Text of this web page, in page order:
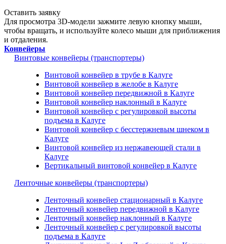
Оставить заявку
Для просмотра 3D-модели зажмите левую кнопку мыши,
чтобы вращать, и используйте колесо мыши для приближения
и отдаления.
Конвейеры
Винтовые конвейеры (транспортеры)
Винтовой конвейер в трубе в Калуге
Винтовой конвейер в желобе в Калуге
Винтовой конвейер передвижной в Калуге
Винтовой конвейер наклонный в Калуге
Винтовой конвейер с регулировкой высоты
подъема в Калуге
Винтовой конвейер с бесстержневым шнеком в
Калуге
Винтовой конвейер из нержавеющей стали в
Калуге
Вертикальный винтовой конвейер в Калуге
Ленточные конвейеры (транспортеры)
Ленточный конвейер стационарный в Калуге
Ленточный конвейер передвижной в Калуге
Ленточный конвейер наклонный в Калуге
Ленточный конвейер с регулировкой высоты
подъема в Калуге